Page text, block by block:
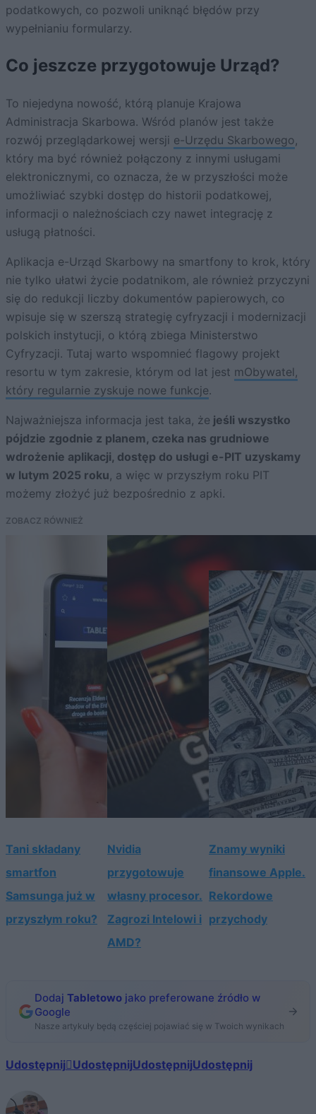
podatkowych, co pozwoli uniknąć błędów przy
wypełnianiu formularzy.
Co jeszcze przygotowuje Urząd?
To niejedyna nowość, którą planuje Krajowa
Administracja Skarbowa. Wśród planów jest także
rozwój przeglądarkowej wersji e-Urzędu Skarbowego,
który ma być również połączony z innymi usługami
elektronicznymi, co oznacza, że w przyszłości może
umożliwiać szybki dostęp do historii podatkowej,
informacji o należnościach czy nawet integrację z
usługą płatności.
Aplikacja e-Urząd Skarbowy na smartfony to krok, który
nie tylko ułatwi życie podatnikom, ale również przyczyni
się do redukcji liczby dokumentów papierowych, co
wpisuje się w szerszą strategię cyfryzacji i modernizacji
polskich instytucji, o którą zbiega Ministerstwo
Cyfryzacji. Tutaj warto wspomnieć flagowy projekt
resortu w tym zakresie, którym od lat jest mObywatel,
który regularnie zyskuje nowe funkcje.
Najważniejsza informacja jest taka, że jeśli wszystko
pójdzie zgodnie z planem, czeka nas grudniowe
wdrożenie aplikacji, dostęp do usługi e-PIT uzyskamy
w lutym 2025 roku, a więc w przyszłym roku PIT
możemy złożyć już bezpośrednio z apki.
ZOBACZ RÓWNIEŻ
Tani składany
smartfon
Samsunga już w
przyszłym roku?
Nvidia
przygotowuje
własny procesor.
Zagrozi Intelowi i
AMD?
Znamy wyniki
finansowe Apple.
Rekordowe
przychody
Dodaj Tabletowo jako preferowane źródło w
Google
Nasze artykuły będą częściej pojawiać się w Twoich wynikach
Udostępnij UdostępnijUdostępnijUdostępnij